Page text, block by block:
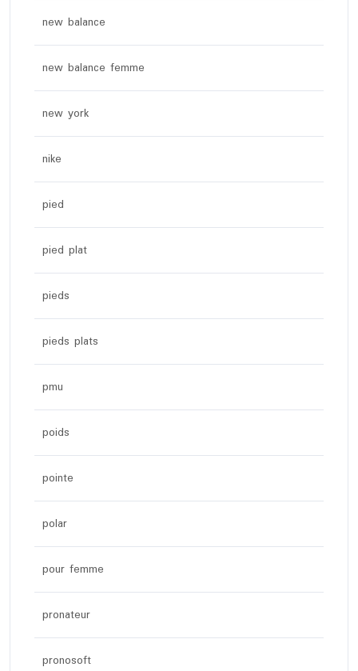
new balance
new balance femme
new york
nike
pied
pied plat
pieds
pieds plats
pmu
poids
pointe
polar
pour femme
pronateur
pronosoft